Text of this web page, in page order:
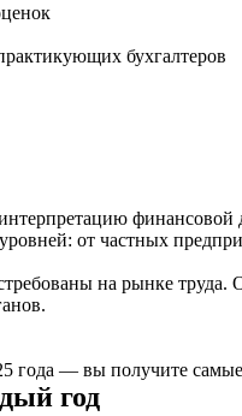
бухгалтеров
интерпретацию
от частных
на рынке
года — вы получите
год